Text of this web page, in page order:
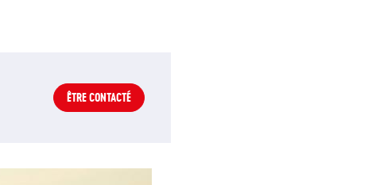
ÊTRE CONTACTÉ